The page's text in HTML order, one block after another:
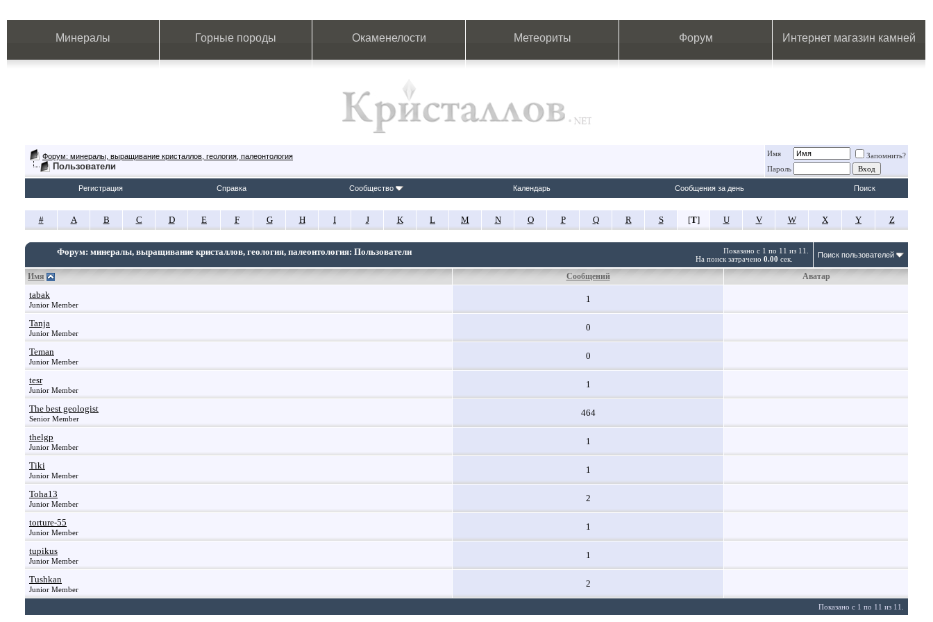
Минералы Горные породы Окаменелости Метеориты Форум Интернет магазин камней
Форум: минералы, выращивание кристаллов, геология, палеонтология
Пользователи
Имя
Запомнить?
Пароль
Регистрация Справка Сообщество Календарь Сообщения за день Поиск
# A B C D E F G H I J K L M N O P Q R S [T] U V W X Y Z
Показано с 1 по 11 из 11.
На поиск затрачено 0.00 сек.
Форум: минералы, выращивание кристаллов, геология, палеонтология: Пользователи Поиск пользователей
Имя Сообщений Аватар
tabak
Junior Member
1
Tanja
Junior Member
0
Teman
Junior Member
0
tesr
Junior Member
1
The best geologist
Senior Member
464
thelgp
Junior Member
1
Tiki
Junior Member
1
Toha13
Junior Member
2
torture-55
Junior Member
1
tupikus
Junior Member
1
Tushkan
Junior Member
2
Показано с 1 по 11 из 11.